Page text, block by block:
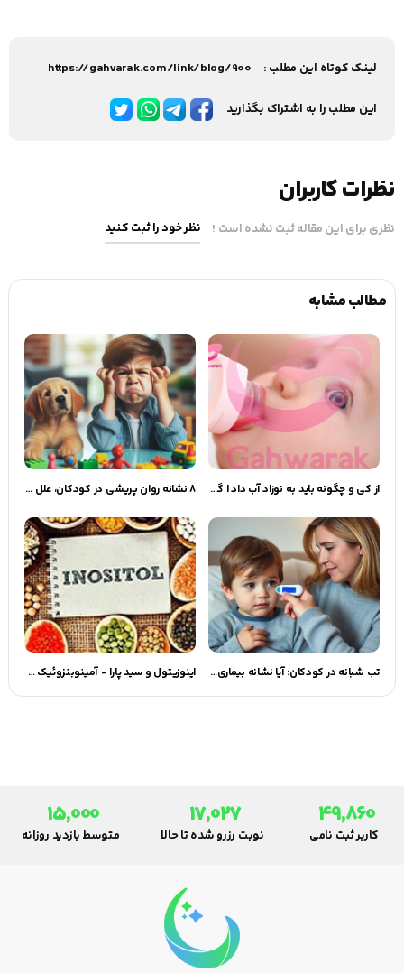
لینک کوتاه این مطلب : https://gahvarak.com/link/blog/900
این مطلب را به اشتراک بگذارید
نظرات کاربران
نظری برای این مقاله ثبت نشده است ! نظر خود را ثبت کنید
مطالب مشابه
از کی و چگونه باید به نوزاد آب داد | گهوارک 8 نشانه روان پریشی در کودکان، علل و درمان
تب شبانه در کودکان: آیا نشانه بیماری خاصی است؟ اینوزیتول و سید پارا - آمینوبنزوئیک ( PABA ) | گهوارک
49,860
کاربر ثبت نامی
17,027
نوبت رزرو شده تا حالا
15,000
متوسط بازدید روزانه